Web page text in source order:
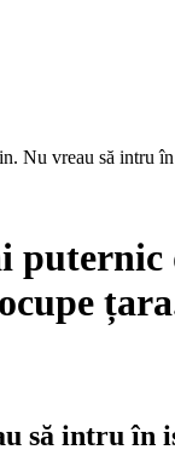
Nu vreau să intru
să intru în